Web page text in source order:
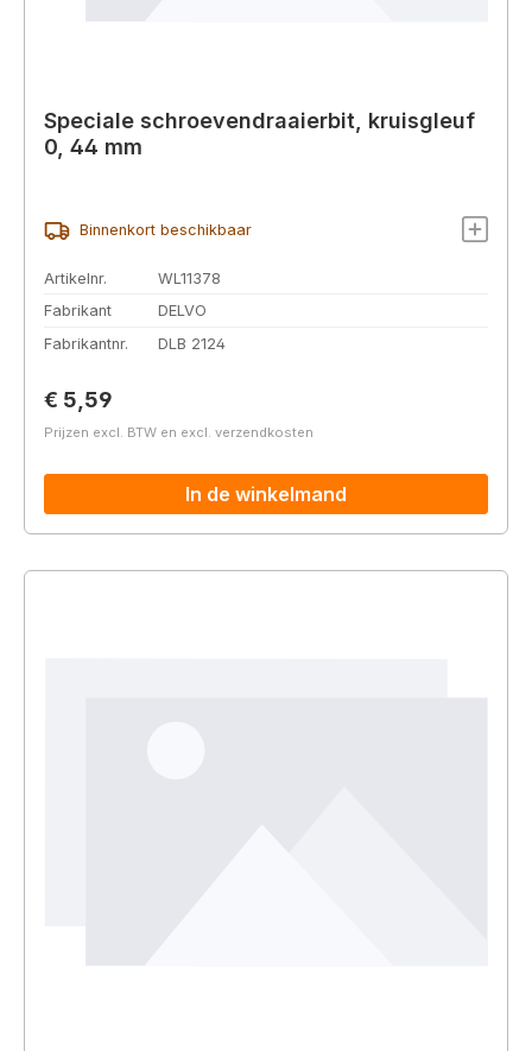
Speciale schroevendraaierbit, kruisgleuf
0, 44 mm
Binnenkort beschikbaar
Artikelnr.
WL11378
Fabrikant
DELVO
Fabrikantnr.
DLB 2124
Normale prijs:
€ 5,59
Prijzen excl. BTW en excl. verzendkosten
In de winkelmand